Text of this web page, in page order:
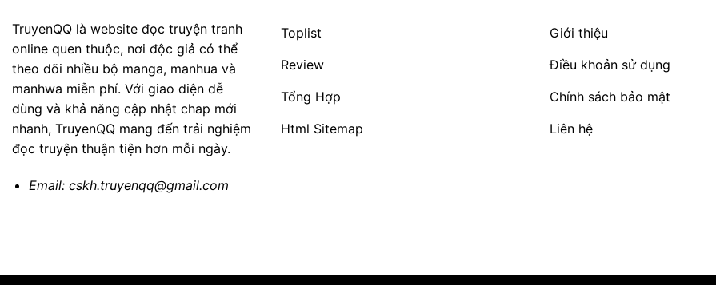
TruyenQQ là website đọc truyện tranh
online quen thuộc, nơi độc giả có thể
theo dõi nhiều bộ manga, manhua và
manhwa miễn phí. Với giao diện dễ
dùng và khả năng cập nhật chap mới
nhanh, TruyenQQ mang đến trải nghiệm
đọc truyện thuận tiện hơn mỗi ngày.
Email: cskh.truyenqq@gmail.com
Toplist
Review
Tổng Hợp
Html Sitemap
Giới thiệu
Điều khoản sử dụng
Chính sách bảo mật
Liên hệ